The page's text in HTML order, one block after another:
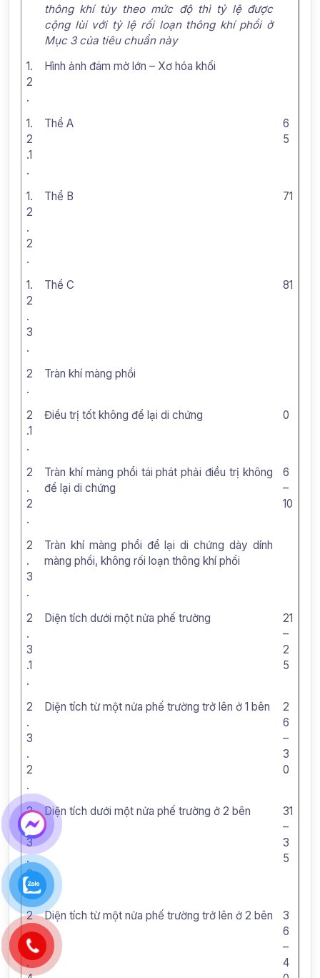
thông khí tùy theo mức độ thì tỷ lệ được
cộng lùi với tỷ lệ rối loạn thông khí phổi ở
Mục 3 của tiêu chuẩn này
1.
2
.
Hình ảnh đám mờ lớn – Xơ hóa khối
1.
2
.1
.
Thể A
6
5
1.
2
.
2
.
Thể B 71
1.
2
.
3
.
Thể C 81
2
.
Tràn khí màng phổi
2
.1
.
Điều trị tốt không để lại di chứng 0
2
.
2
.
Tràn khí màng phổi tái phát phải điều trị không
để lại di chứng
6
–
10
2
.
3
.
Tràn khí màng phổi để lại di chứng dày dính
màng phổi, không rối loạn thông khí phổi
2
.
3
.1
.
Diện tích dưới một nửa phế trường
21
–
2
5
2
.
3
.
2
.
Diện tích từ một nửa phế trường trở lên ở 1 bên
2
6
–
3
0
2
.
3
.
3
.
Diện tích dưới một nửa phế trường ở 2 bên
31
–
3
5
2
.
3
.
Diện tích từ một nửa phế trường trở lên ở 2 bên
3
6
–
4